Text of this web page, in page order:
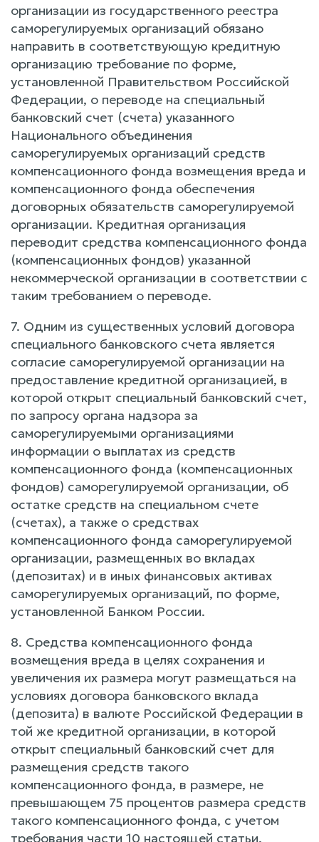
организации из государственного реестра
саморегулируемых организаций обязано
направить в соответствующую кредитную
организацию требование по форме,
установленной Правительством Российской
Федерации, о переводе на специальный
банковский счет (счета) указанного
Национального объединения
саморегулируемых организаций средств
компенсационного фонда возмещения вреда и
компенсационного фонда обеспечения
договорных обязательств саморегулируемой
организации. Кредитная организация
переводит средства компенсационного фонда
(компенсационных фондов) указанной
некоммерческой организации в соответствии с
таким требованием о переводе.
7. Одним из существенных условий договора
специального банковского счета является
согласие саморегулируемой организации на
предоставление кредитной организацией, в
которой открыт специальный банковский счет,
по запросу органа надзора за
саморегулируемыми организациями
информации о выплатах из средств
компенсационного фонда (компенсационных
фондов) саморегулируемой организации, об
остатке средств на специальном счете
(счетах), а также о средствах
компенсационного фонда саморегулируемой
организации, размещенных во вкладах
(депозитах) и в иных финансовых активах
саморегулируемых организаций, по форме,
установленной Банком России.
8. Средства компенсационного фонда
возмещения вреда в целях сохранения и
увеличения их размера могут размещаться на
условиях договора банковского вклада
(депозита) в валюте Российской Федерации в
той же кредитной организации, в которой
открыт специальный банковский счет для
размещения средств такого
компенсационного фонда, в размере, не
превышающем 75 процентов размера средств
такого компенсационного фонда, с учетом
требования части 10 настоящей статьи.